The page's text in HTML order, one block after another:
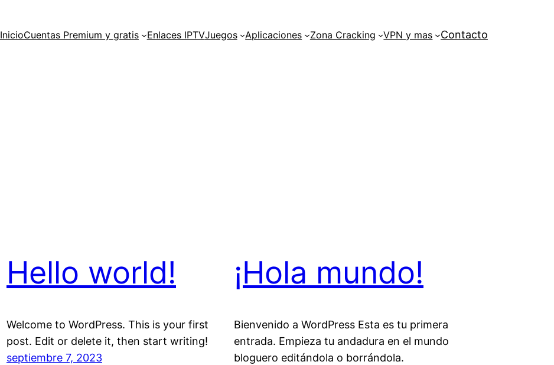
InicioCuentas Premium y gratis Enlaces IPTVJuegos Aplicaciones Zona Cracking VPN y mas Contacto
Hello world!
Welcome to WordPress. This is your first
post. Edit or delete it, then start writing!
septiembre 7, 2023
¡Hola mundo!
Bienvenido a WordPress Esta es tu primera
entrada. Empieza tu andadura en el mundo
bloguero editándola o borrándola.